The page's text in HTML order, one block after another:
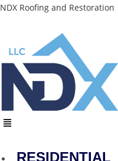
Skip
NDX Roofing and Restoration
Menu
RESIDENTIAL